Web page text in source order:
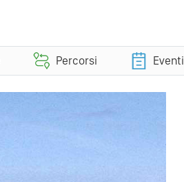
Percorsi Eventi